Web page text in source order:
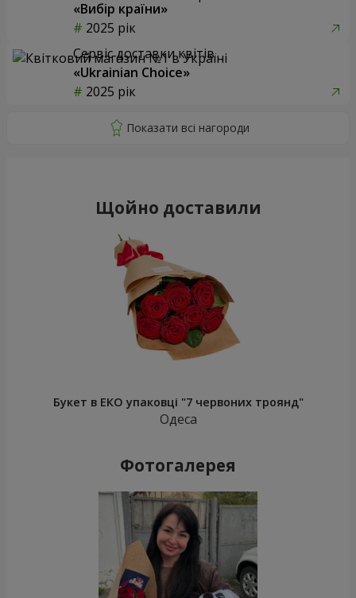
«Вибір країни»
2025 рік
Сервіс доставки квітів
«Ukrainian Choice»
2025 рік
Щойно доставили
Букет в ЕКО упаковці "7 червоних троянд"
Одеса
Фотогалерея